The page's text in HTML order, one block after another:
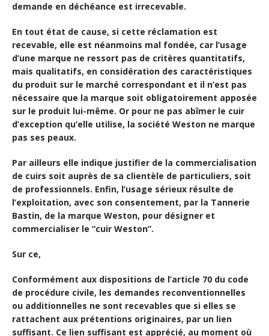
demande en déchéance est irrecevable.
En tout état de cause, si cette réclamation est
recevable, elle est néanmoins mal fondée, car l’usage
d’une marque ne ressort pas de critères quantitatifs,
mais qualitatifs, en considération des caractéristiques
du produit sur le marché correspondant et il n’est pas
nécessaire que la marque soit obligatoirement apposée
sur le produit lui-même. Or pour ne pas abîmer le cuir
d’exception qu’elle utilise, la société Weston ne marque
pas ses peaux.
Par ailleurs elle indique justifier de la commercialisation
de cuirs soit auprès de sa clientèle de particuliers, soit
de professionnels. Enfin, l’usage sérieux résulte de
l’exploitation, avec son consentement, par la Tannerie
Bastin, de la marque Weston, pour désigner et
commercialiser le “cuir Weston”.
Sur ce,
Conformément aux dispositions de l’article 70 du code
de procédure civile, les demandes reconventionnelles
ou additionnelles ne sont recevables que si elles se
rattachent aux prétentions originaires, par un lien
suffisant. Ce lien suffisant est apprécié, au moment où